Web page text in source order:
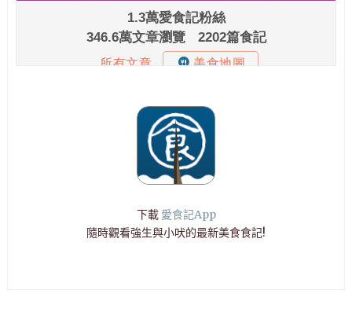
下載 愛食記App
隨時觀看強生與小吠的最新美食食記!